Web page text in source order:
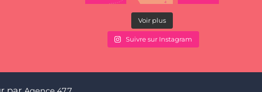
Voir plus
Suivre sur Instagram